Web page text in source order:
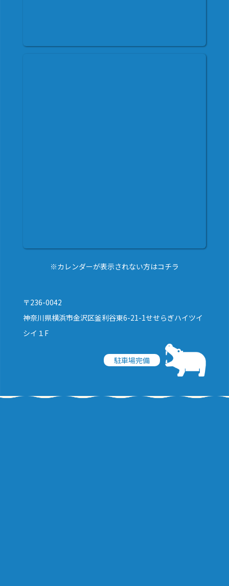
※カレンダーが表示されない方はコチラ
〒236-0042
神奈川県横浜市金沢区釜利谷東6-21-1せせらぎハイツイ
シイ１F
駐車場完備